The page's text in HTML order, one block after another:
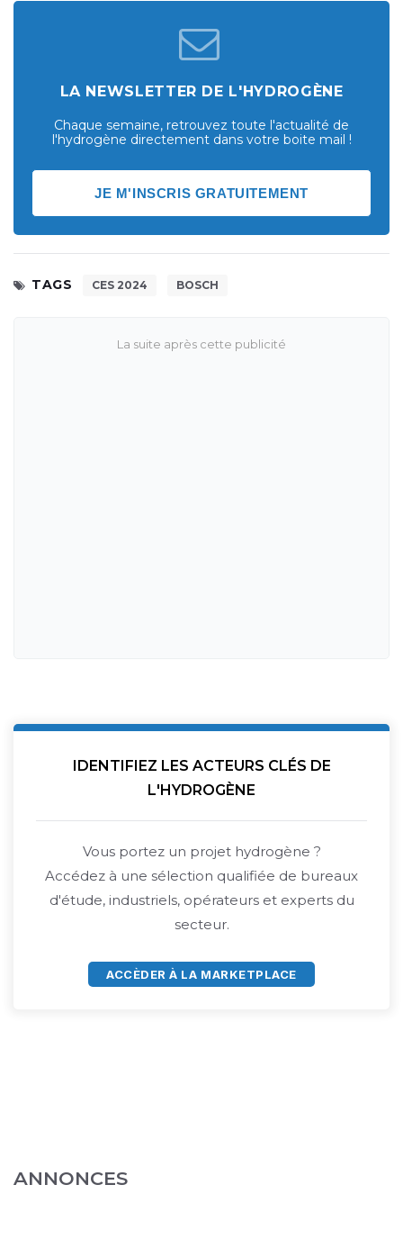
LA NEWSLETTER DE L'HYDROGÈNE
Chaque semaine, retrouvez toute l'actualité de
l'hydrogène directement dans votre boite mail !
JE M'INSCRIS GRATUITEMENT
TAGS CES 2024 BOSCH
IDENTIFIEZ LES ACTEURS CLÉS DE
L'HYDROGÈNE
Vous portez un projet hydrogène ?
Accédez à une sélection qualifiée de bureaux
d'étude, industriels, opérateurs et experts du
secteur.
ACCÈDER À LA MARKETPLACE
ANNONCES